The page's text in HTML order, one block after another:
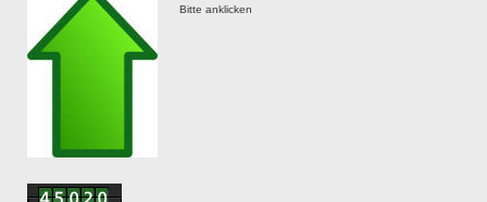
Bitte anklicken